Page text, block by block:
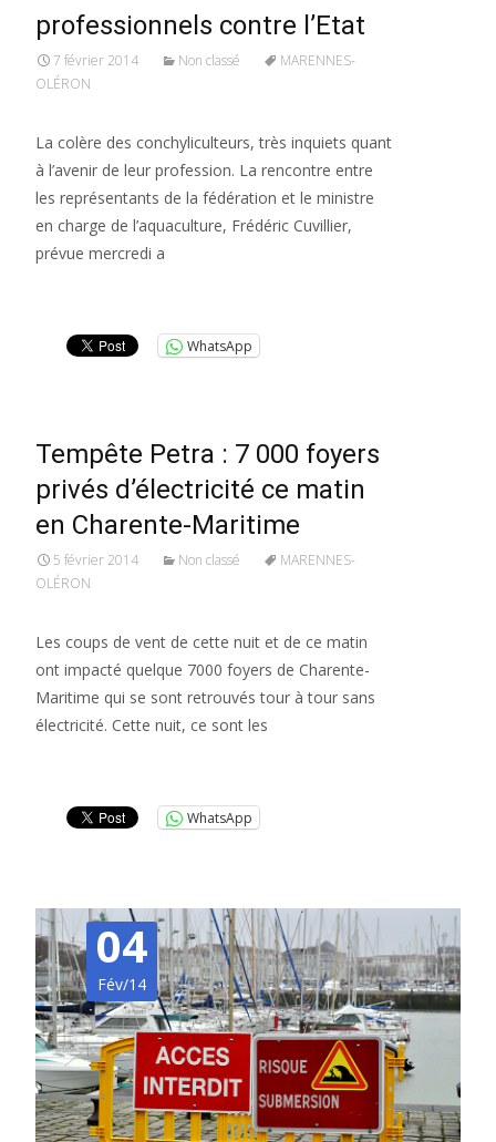
professionnels contre l’Etat
7 février 2014 Non classé
MARENNES-
OLÉRON
La colère des conchyliculteurs, très inquiets quant
à l’avenir de leur profession. La rencontre entre
les représentants de la fédération et le ministre
en charge de l’aquaculture, Frédéric Cuvillier,
prévue mercredi a
WhatsApp
Tempête Petra : 7 000 foyers
privés d’électricité ce matin
en Charente-Maritime
5 février 2014 Non classé
MARENNES-
OLÉRON
Les coups de vent de cette nuit et de ce matin
ont impacté quelque 7000 foyers de Charente-
Maritime qui se sont retrouvés tour à tour sans
électricité. Cette nuit, ce sont les
WhatsApp
04
Fév/14